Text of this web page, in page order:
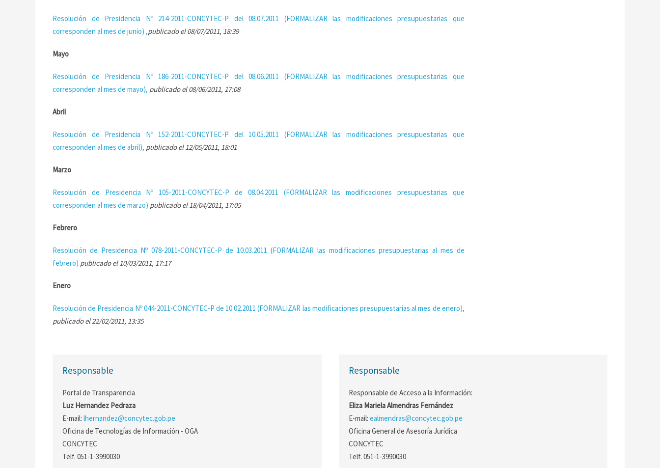
Resolución de Presidencia Nº 214-2011-CONCYTEC-P del 08.07.2011 (FORMALIZAR las modificaciones presupuestarias que
corresponden al mes de junio) ,publicado el 08/07/2011, 18:39
Mayo
Resolución de Presidencia Nº 186-2011-CONCYTEC-P del 08.06.2011 (FORMALIZAR las modificaciones presupuestarias que
corresponden al mes de mayo), publicado el 08/06/2011, 17:08
Abril
Resolución de Presidencia Nº 152-2011-CONCYTEC-P del 10.05.2011 (FORMALIZAR las modificaciones presupuestarias que
corresponden al mes de abril), publicado el 12/05/2011, 18:01
Marzo
Resolución de Presidencia Nº 105-2011-CONCYTEC-P de 08.04.2011 (FORMALIZAR las modificaciones presupuestarias que
corresponden al mes de marzo) publicado el 18/04/2011, 17:05
Febrero
Resolución de Presidencia Nº 078-2011-CONCYTEC-P de 10.03.2011 (FORMALIZAR las modificaciones presupuestarias al mes de
febrero) publicado el 10/03/2011, 17:17
Enero
Resolución de Presidencia Nº 044-2011-CONCYTEC-P de 10.02.2011 (FORMALIZAR las modificaciones presupuestarias al mes de enero),
publicado el 22/02/2011, 13:35
Responsable
Portal de Transparencia
Luz Hernandez Pedraza
E-mail: lhernandez@concytec.gob.pe
Oficina de Tecnologías de Información - OGA
CONCYTEC
Telf. 051-1-3990030
Responsable
Responsable de Acceso a la Información:
Eliza Mariela Almendras Fernández
E-mail: ealmendras@concytec.gob.pe
Oficina General de Asesoría Jurídica
CONCYTEC
Telf. 051-1-3990030